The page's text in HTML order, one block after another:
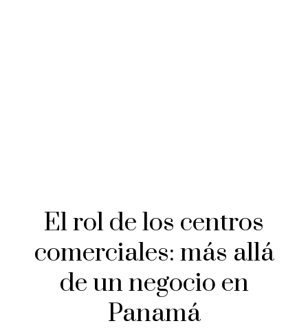
El rol de los centros
comerciales: más allá
de un negocio en
Panamá